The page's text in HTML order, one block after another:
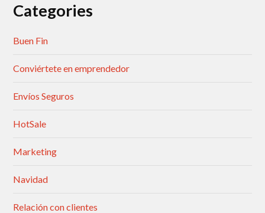
Categories
Buen Fin
Conviértete en emprendedor
Envíos Seguros
HotSale
Marketing
Navidad
Relación con clientes